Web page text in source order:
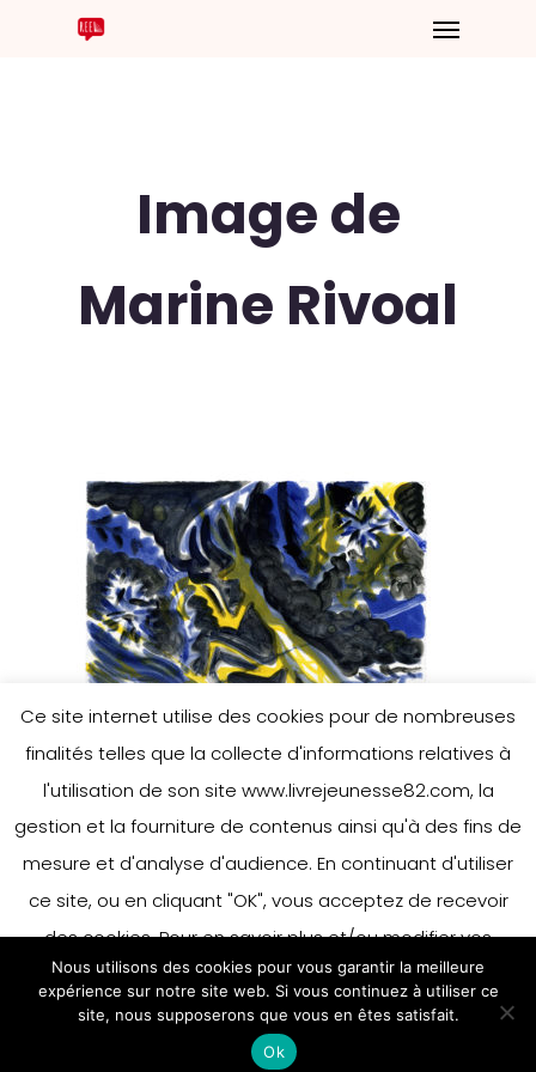
Image de
Marine Rivoal
Ce site internet utilise des cookies pour de nombreuses
finalités telles que la collecte d'informations relatives à
l'utilisation de son site www.livrejeunesse82.com, la
gestion et la fourniture de contenus ainsi qu'à des fins de
mesure et d'analyse d'audience. En continuant d'utiliser
ce site, ou en cliquant "OK", vous acceptez de recevoir
des cookies. Pour en savoir plus et/ou modifier vos
préférences en matière de cookies, merci de vous référer
à notre politique sur les cookies.
Accepter
En savoir plus
Nous utilisons des cookies pour vous garantir la meilleure
expérience sur notre site web. Si vous continuez à utiliser ce
site, nous supposerons que vous en êtes satisfait.
Ok